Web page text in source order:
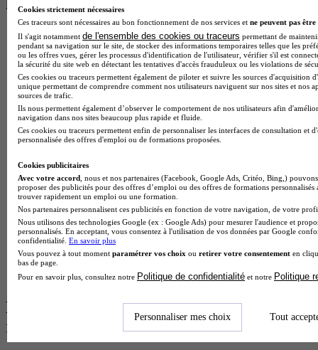
les plus recherchés
BTS Esf en alternance
BTS Dietetique en alternance
BTS Mco en alternance
BTS Pi en alternance
BTS Sp3s en alternance
Master CCA en alternance
BTS Ndrc en alternance
BTS Sam en alternance
Cap Fleuriste en alternance
MSc Marketing Digital en alternance
BTS Gpme en alternance
Cap Electricien en alternance
BTS Gpn en alternance
BTS Domotique en alternance
BAC Pro Agora en alternance
BTS Sta en alternance
BTS Iris en alternance
BTS Tpl en alternance
BTS Ati en alternance
Les diplômes par filière les plus
recherchés
Cookies strictement nécessaires
Ces traceurs sont nécessaires au bon fonctionnement de nos services et ne peuvent pas être
Il s'agit notamment de l'ensemble des cookies ou traceurs permettant de
pendant sa navigation sur le site, de stocker des informations temporaires telles que les
ou les offres vues, gérer les processus d'identification de l'utilisateur, vérifier s'il est
la sécurité du site web en détectant les tentatives d'accès frauduleux ou les violations de
Ces cookies ou traceurs permettent également de piloter et suivre les sources d'acquisition
unique permettant de comprendre comment nos utilisateurs naviguent sur nos sites et nos
sources de trafic.
Ils nous permettent également d’observer le comportement de nos utilisateurs afin
navigation dans nos sites beaucoup plus rapide et fluide.
Ces cookies ou traceurs permettent enfin de personnaliser les interfaces de consultation et
personnalisée des offres d'emploi ou de formations proposées.
Cookies publicitaires
Avec votre accord , nous et nos partenaires (Facebook, Google Ads, Critéo, Bing,)
proposer des publicités pour des offres d’emploi ou des offres de formations
trouver rapidement un emploi ou une formation.
Nos partenaires personnalisent ces publicités en fonction de votre navigation, de votre
Nous utilisons des technologies Google (ex : Google Ads) pour mesurer l'audience et
personnalisés. En acceptant, vous consentez à l'utilisation de vos données par Google
confidentialité. En savoir plus
Vous pouvez à tout moment paramétrer vos choix ou retirer votre consentement en
bas de page.
Pour en savoir plus, consultez notre Politique de confidentialité et notre Politique
Personnaliser mes choix Tout